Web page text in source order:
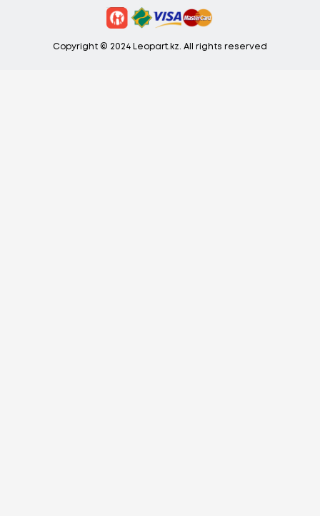
Copyright © 2024 Leopart.kz. All rights reserved